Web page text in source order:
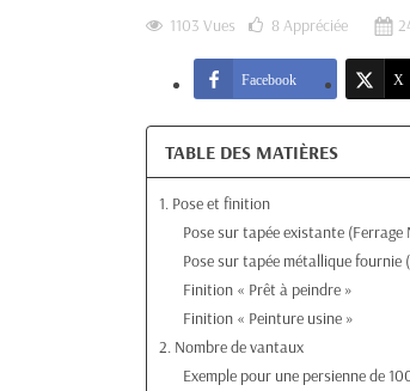
1103 Vues 8 Appréciée
Facebook X
TABLE DES MATIÈRES
1. Pose et finition
Pose sur tapée existante (Ferrage
Pose sur tapée métallique fournie
Finition « Prêt à peindre »
Finition « Peinture usine »
2. Nombre de vantaux
Exemple pour une persienne de